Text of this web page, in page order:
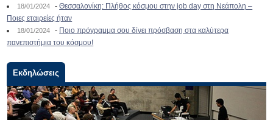
18/01/2024 -Θεσσαλονίκη: Πλήθος κόσμου στην job day στη Νεάπολη –
Ποιες εταιρείες ήταν
18/01/2024 - Ποιο πρόγραμμα σου δίνει πρόσβαση στα καλύτερα
πανεπιστήμια του κόσμου!
Εκδηλώσεις